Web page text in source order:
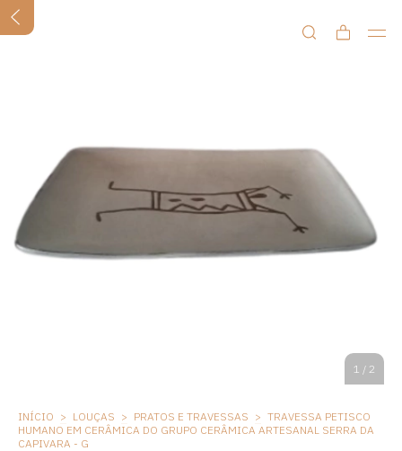
1 / 2
INÍCIO > LOUÇAS > PRATOS E TRAVESSAS > TRAVESSA PETISCO
HUMANO EM CERÂMICA DO GRUPO CERÂMICA ARTESANAL SERRA DA
CAPIVARA - G